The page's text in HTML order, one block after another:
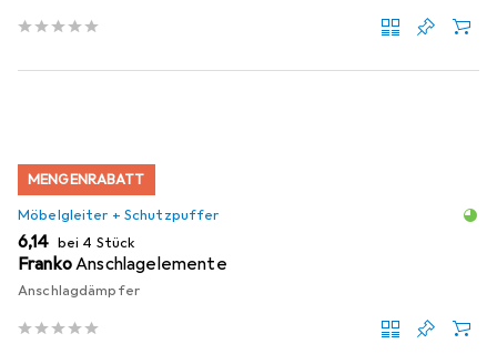
MENGENRABATT
Möbelgleiter + Schutzpuffer
EUR
6,14 bei 4 Stück
FrankoAnschlagelemente
Anschlagdämpfer